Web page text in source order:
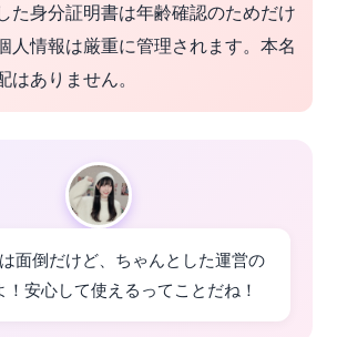
た身分証明書は年齢確認のためだけ
人情報は厳重に管理されます。本名
はありません。
面倒だけど、ちゃんとした運営の
！安心して使えるってことだね！